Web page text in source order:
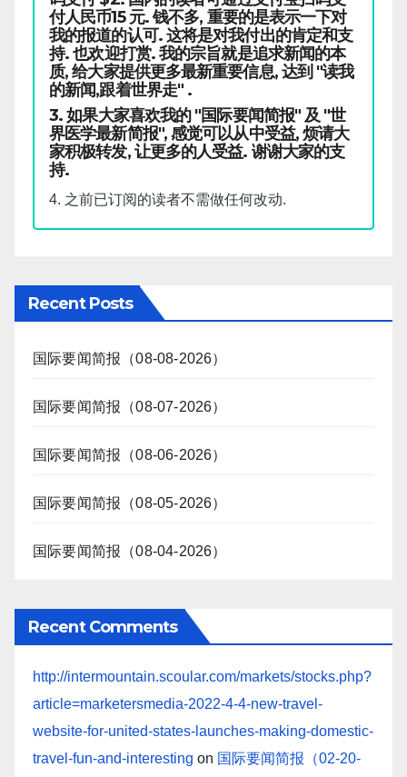
付人民币15 元. 钱不多, 重要的是表示一下对
我的报道的认可. 这将是对我付出的肯定和支
持. 也欢迎打赏. 我的宗旨就是追求新闻的本
质, 给大家提供更多最新重要信息, 达到 "读我
的新闻,跟着世界走" .
3. 如果大家喜欢我的 "国际要闻简报" 及 "世
界医学最新简报", 感觉可以从中受益, 烦请大
家积极转发, 让更多的人受益. 谢谢大家的支
持.
4. 之前已订阅的读者不需做任何改动.
Recent Posts
国际要闻简报（08-08-2026）
国际要闻简报（08-07-2026）
国际要闻简报（08-06-2026）
国际要闻简报（08-05-2026）
国际要闻简报（08-04-2026）
Recent Comments
http://intermountain.scoular.com/markets/stocks.php?
article=marketersmedia-2022-4-4-new-travel-
website-for-united-states-launches-making-domestic-
travel-fun-and-interesting on 国际要闻简报（02-20-